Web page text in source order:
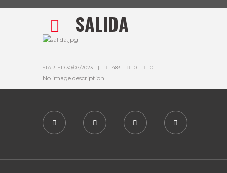
SALIDA
STARTED 30/07/2023 483 0 0
No image description ...